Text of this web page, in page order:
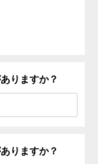
りますか？
りますか？